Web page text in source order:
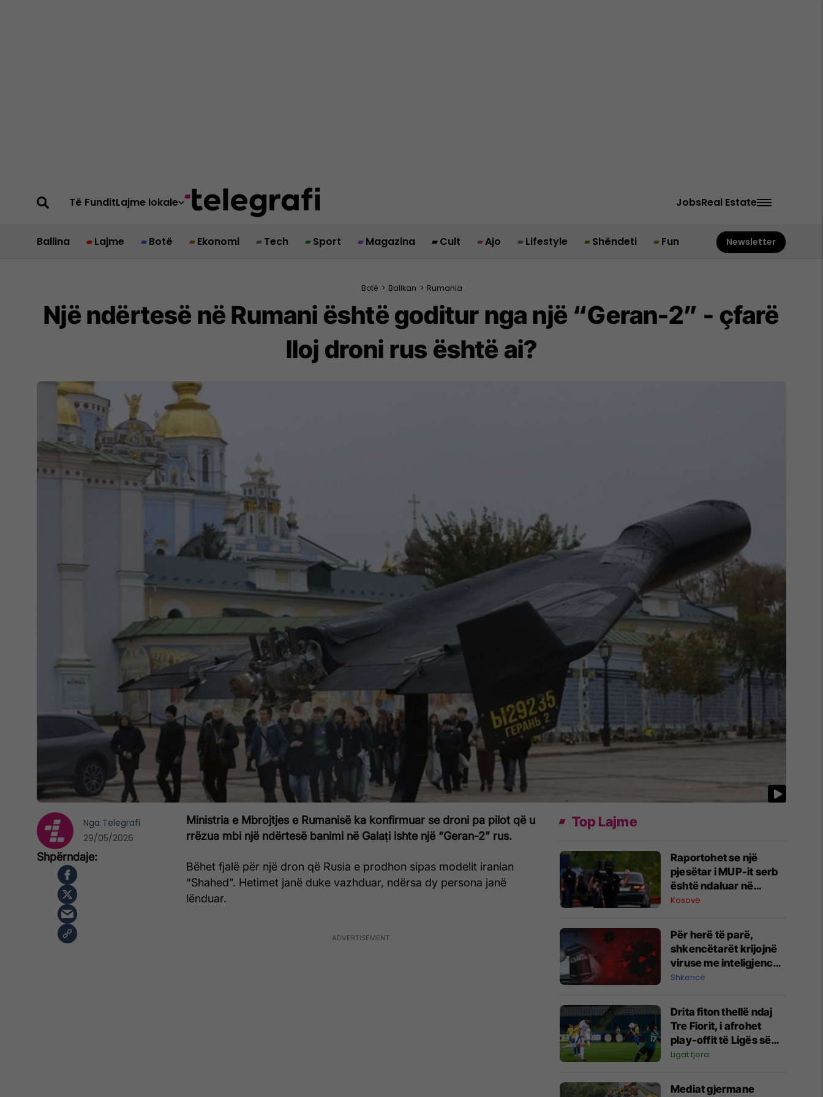
Të FunditLajme lokale JobsReal Estate
Ballina Lajme Botë Ekonomi Tech Sport Magazina Cult Ajo Lifestyle Shëndeti Fun Newsletter
Botë > Ballkan > Rumania
Një ndërtesë në Rumani është goditur nga një “Geran-2” - çfarë
lloj droni rus është ai?
Ministria e Mbrojtjes e Rumanisë ka konfirmuar se droni pa pilot që u
rrëzua mbi një ndërtesë banimi në Galați ishte një “Geran-2” rus.
Bëhet fjalë për një dron që Rusia e prodhon sipas modelit iranian
“Shahed”. Hetimet janë duke vazhduar, ndërsa dy persona janë
lënduar.
Nga Telegrafi
29/05/2026
Top Lajme
Raportohet se një
pjesëtar i MUP-it serb
është ndaluar në
Jarinë
Kosovë
Për herë të parë,
shkencëtarët krijojnë
viruse me inteligjencë
artificiale
Shkencë
Drita fiton thellë ndaj
Tre Fiorit, i afrohet
play-offit të Ligës së
Konferencës
Ligat tjera
Mediat gjermane